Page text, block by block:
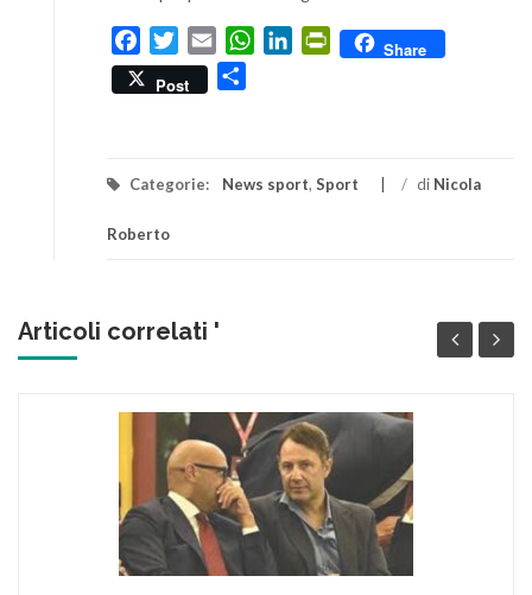
FacebookTwitterEmail WhatsApp
LinkedInPrintFriendly
Share
Post
Categorie: News sport, Sport / di Nicola
Roberto
Articoli correlati '